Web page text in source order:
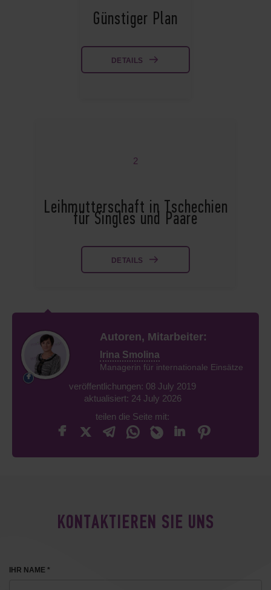
Günstiger Plan
DETAILS
2
Leihmutterschaft in Tschechien
für Singles und Paare
DETAILS
Autoren, Mitarbeiter:
Irina Smolina
Managerin für internationale Einsätze
veröffentlichungen: 08 July 2019
aktualisiert: 24 July 2026
teilen die Seite mit:
KONTAKTIEREN SIE UNS
IHR NAME *